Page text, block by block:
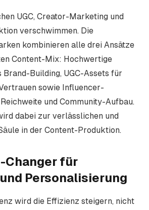
UGC, Creator-Marketing und
verschwimmen. Die
kombinieren alle drei Ansätze
Content-Mix: Hochwertige
Building, UGC-Assets für
sowie Influencer-
und Community-Aufbau.
dabei zur verlässlichen und
in der Content-Produktion.
Changer für
Personalisierung
wird die Effizienz steigern, nicht